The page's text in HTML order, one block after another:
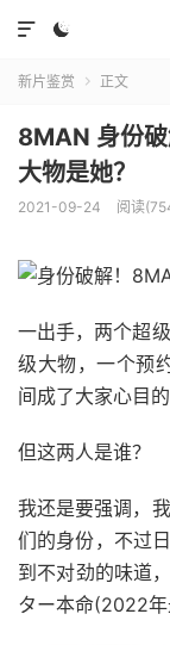


新片鉴赏  正文
8MAN 身份
大物是她？
2021-09-24 阅读
一出手，两个超
级大物，一个预
间成了大家心目
但这两人是谁？
我还是要强调，
们的身份，不过
到不对劲的味道
ター本命(2022年